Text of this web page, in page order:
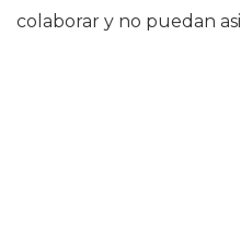
colaborar y no puedan